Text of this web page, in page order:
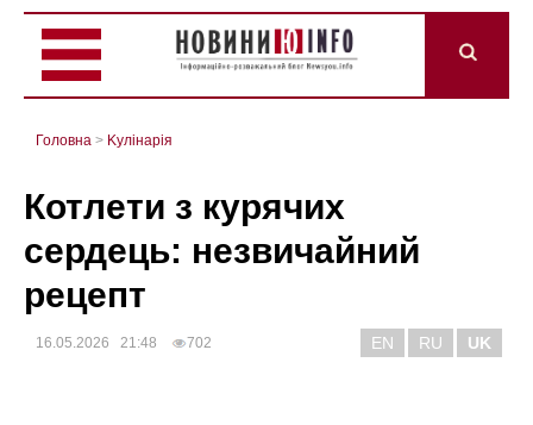
Головна > Kулінарія
Котлети з курячих
сердець: незвичайний
рецепт
16.05.2026 21:48 702 EN RU UK